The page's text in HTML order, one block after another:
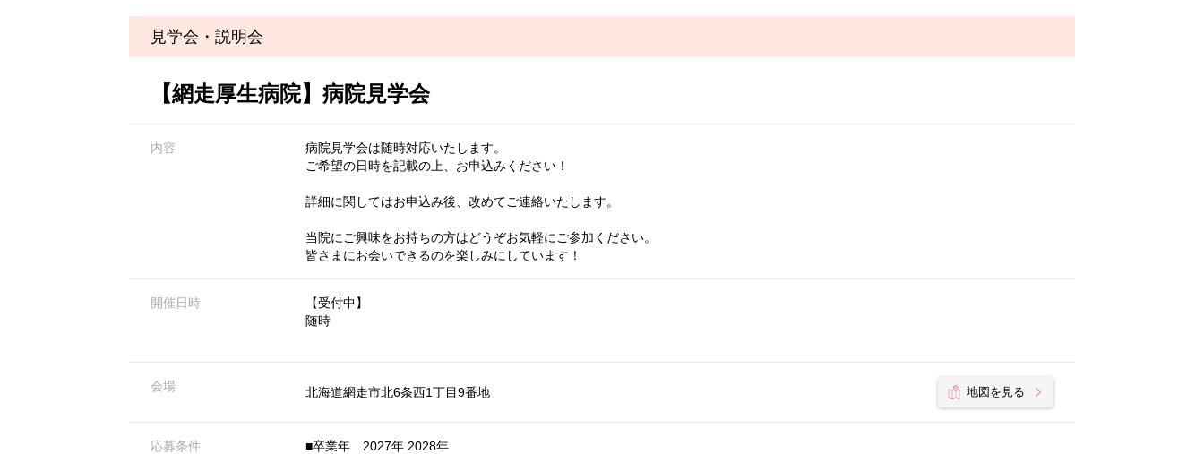
見学会・説明会
【網走厚生病院】病院見学会
内容
病院見学会は随時対応いたします。
ご希望の日時を記載の上、お申込みください！
詳細に関してはお申込み後、改めてご連絡いたします。
当院にご興味をお持ちの方はどうぞお気軽にご参加ください。
皆さまにお会いできるのを楽しみにしています！
開催日時
【受付中】
随時
会場 北海道網走市北6条西1丁目9番地 地図を見る
応募条件
■卒業年 2027年 2028年